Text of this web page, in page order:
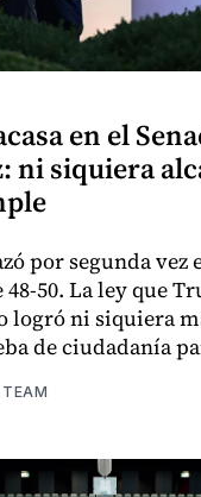
en el
ni siquiera
por segunda vez
50. La ley que
logró ni siquiera
de ciudadanía